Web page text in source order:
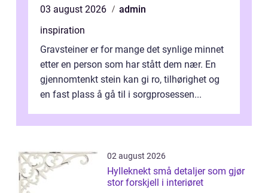
03 august 2026
admin
inspiration
Gravsteiner er for mange det synlige minnet
etter en person som har stått dem nær. En
gjennomtenkt stein kan gi ro, tilhørighet og
en fast plass å gå til i sorgprosessen...
02 august 2026
Hylleknekt små detaljer som gjør
stor forskjell i interiøret